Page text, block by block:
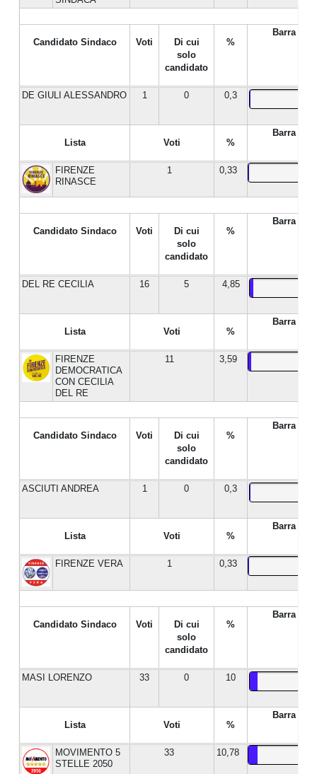
Candidato Sindaco Voti
Di cui
solo
candidato
%
Barra %
DE GIULI ALESSANDRO 1 0 0,3
Lista Voti %
Barra %
FIRENZE
RINASCE
1 0,33
Candidato Sindaco Voti
Di cui
solo
candidato
%
Barra %
DEL RE CECILIA 16 5 4,85
Lista Voti %
Barra %
FIRENZE
DEMOCRATICA
CON CECILIA
DEL RE
11 3,59
Candidato Sindaco Voti
Di cui
solo
candidato
%
Barra %
ASCIUTI ANDREA 1 0 0,3
Lista Voti %
Barra %
FIRENZE VERA 1 0,33
Candidato Sindaco Voti
Di cui
solo
candidato
%
Barra %
MASI LORENZO 33 0 10
Lista Voti %
Barra %
MOVIMENTO 5
STELLE 2050
33 10,78